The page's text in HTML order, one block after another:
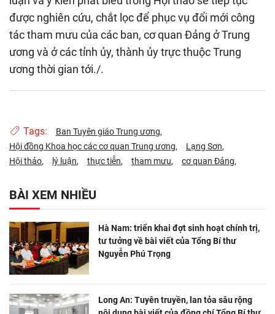
được nghiên cứu, chắt lọc để phục vụ đổi mới công
tác tham mưu của các ban, cơ quan Đảng ở Trung
ương và ở các tỉnh ủy, thành ủy trực thuộc Trung
ương thời gian tới./.
Tags:
Ban Tuyên giáo Trung ương
Hội đồng Khoa học các cơ quan Trung ương
Lạng Sơn
Hội thảo
lý luận thực tiễn tham mưu cơ quan Đảng
BÀI XEM NHIỀU
Hà Nam: triển khai đợt sinh hoạt chính trị,
tư tưởng về bài viết của Tổng Bí thư
Nguyễn Phú Trọng
Long An: Tuyên truyền, lan tỏa sâu rộng